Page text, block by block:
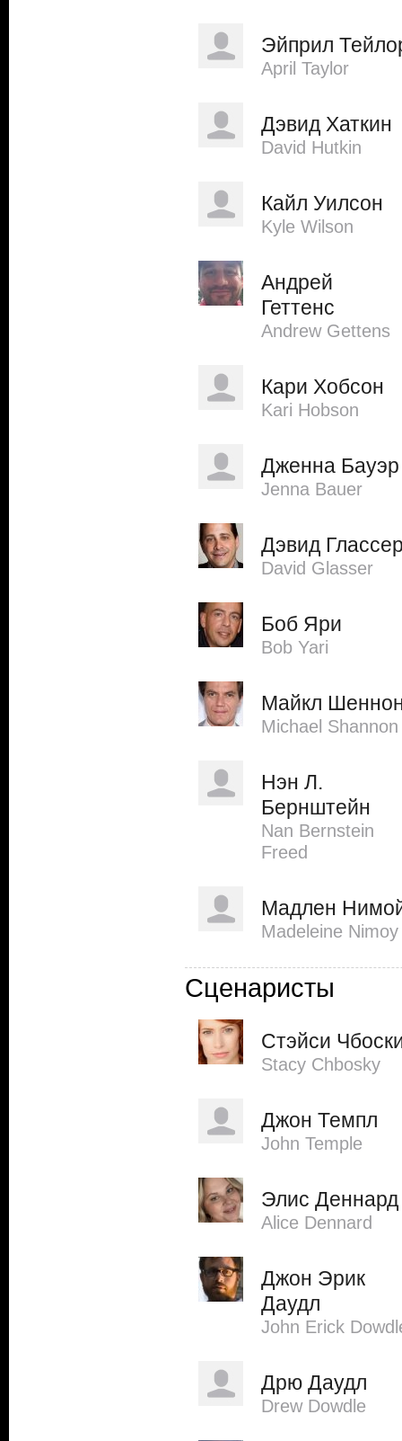
Эйприл
April Taylor
Дэвид Хаткин
David Hutkin
Кайл Уилсон
Kyle Wilson
Андрей
Геттенс
Andrew Gettens
Кари Хобсон
Kari Hobson
Дженна Бауэр
Jenna Bauer
Дэвид
David Glasser
Боб Яри
Bob Yari
Майкл
Michael Shannon
Нэн Л.
Бернштейн
Nan Bernstein
Freed
Мадлен
Madeleine Nimoy
Сценаристы
Стэйси
Stacy Chbosky
Джон Темпл
John Temple
Элис Деннард
Alice Dennard
Джон Эрик
Даудл
John Erick
Дрю Даудл
Drew Dowdle